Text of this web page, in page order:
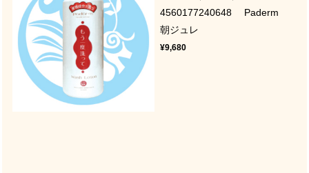
4560177240648 Paderm
朝ジュレ
¥9,680